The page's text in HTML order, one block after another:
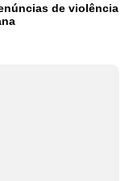
de violência